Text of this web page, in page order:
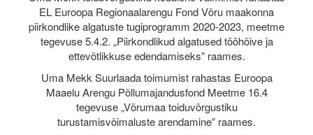
EL Euroopa Regionaalarengu Fond Võru maakonna
piirkondlike algatuste tugiprogramm 2020-2023, meetme
tegevuse 5.4.2. „Piirkondlikud algatused tööhõive ja
ettevõtlikkuse edendamiseks” raames.
Uma Mekk Suurlaada toimumist rahastas Euroopa
Maaelu Arengu Põllumajandusfond Meetme 16.4
tegevuse „Võrumaa toiduvõrgustiku
turustamisvõimaluste arendamine” raames.